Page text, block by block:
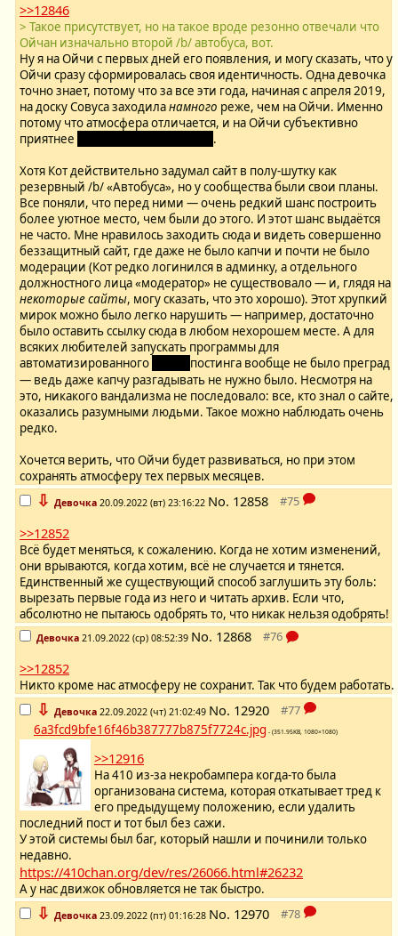
>>12846
> Такое присутствует, но на такое вроде резонно отвечали что
Ойчан изначально второй /b/ автобуса, вот.
Ну я на Ойчи с первых дней его появления, и могу сказать, что у
Ойчи сразу сформировалась своя идентичность. Одна девочка
точно знает, потому что за все эти года, начиная с апреля 2019,
на доску Совуса заходиланамного реже, чем на Ойчи. Именно
потому что атмосфера отличается, и на Ойчи субъективно
приятнее
.
Хотя Кот действительно задумал сайт в полу-шутку как
резервный /b/ «Автобуса», но у сообщества были свои планы.
Все поняли, что перед ними — очень редкий шанс построить
более уютное место, чем были до этого. И этот шанс выдаётся
не часто. Мне нравилось заходить сюда и видеть совершенно
беззащитный сайт, где даже не было капчи и почти не было
модерации (Кот редко логинился в админку, а отдельного
должностного лица «модератор» не существовало — и, глядя на
некоторые сайты, могу сказать, что это хорошо). Этот хрупкий
мирок можно было легко нарушить — например, достаточно
было оставить ссылку сюда в любом нехорошем месте. А для
всяких любителей запускать программы для
автоматизированного
постинга вообще не было преград
— ведь даже капчу разгадывать не нужно было. Несмотря на
это, никакого вандализма не последовало: все, кто знал о сайте,
оказались разумными людьми. Такое можно наблюдать очень
редко.
Хочется верить, что Ойчи будет развиваться, но при этом
сохранять атмосферу тех первых месяцев.
⇩ Девочка 20.09.2022 (вт) 23:16:22 No. 12858
>>12852
Всё будет меняться, к сожалению. Когда не хотим изменений,
они врываются, когда хотим, всё не случается и тянется.
Единственный же существующий способ заглушить эту боль:
вырезать первые года из него и читать архив. Если что,
абсолютно не пытаюсь одобрять то, что никак нельзя одобрять!
Девочка 21.09.2022 (ср) 08:52:39 No. 12868
>>12852
Никто кроме нас атмосферу не сохранит. Так что будем работать.
⇩ Девочка 22.09.2022 (чт) 21:02:49 No. 12920
6a3fcd9bfe16f46b387777b875f7724c.jpg - (351.95KB, 1080×1080)
>>12916
На 410 из-за некробампера когда-то была
организована система, которая откатывает тред к
его предыдущему положению, если удалить
последний пост и тот был без сажи.
У этой системы был баг, который нашли и починили только
недавно.
https://410chan.org/dev/res/26066.html#26232
А у нас движок обновляется не так быстро.
⇩ Девочка 23.09.2022 (пт) 01:16:28 No. 12970